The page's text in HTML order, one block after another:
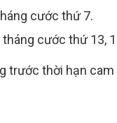
cước thứ 7.
cước thứ 13,
trước thời hạn